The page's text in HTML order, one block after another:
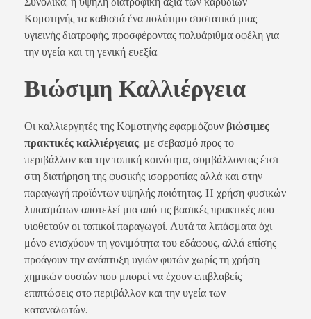
Κομοτηνής τα καθιστά ένα πολύτιμο συστατικό μιας
υγιεινής διατροφής, προσφέροντας πολυάριθμα οφέλη για
την υγεία και τη γενική ευεξία.
Βιώσιμη Καλλιέργεια
Οι καλλιεργητές της Κομοτηνής εφαρμόζουν βιώσιμες
πρακτικές καλλιέργειας, με σεβασμό προς το
περιβάλλον και την τοπική κοινότητα, συμβάλλοντας έτσι
στη διατήρηση της φυσικής ισορροπίας αλλά και στην
παραγωγή προϊόντων υψηλής ποιότητας. Η χρήση φυσικών
λιπασμάτων αποτελεί μια από τις βασικές πρακτικές που
υιοθετούν οι τοπικοί παραγωγοί. Αυτά τα λιπάσματα όχι
μόνο ενισχύουν τη γονιμότητα του εδάφους, αλλά επίσης
προάγουν την ανάπτυξη υγιών φυτών χωρίς τη χρήση
χημικών ουσιών που μπορεί να έχουν επιβλαβείς
επιπτώσεις στο περιβάλλον και την υγεία των
καταναλωτών.